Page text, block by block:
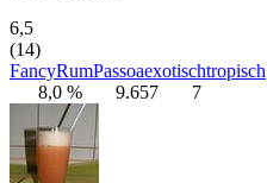
6,5
(14)
FancyRumPassoaexotischtropisch
8,0 %
9.657 7